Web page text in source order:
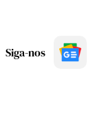
Siga-nos